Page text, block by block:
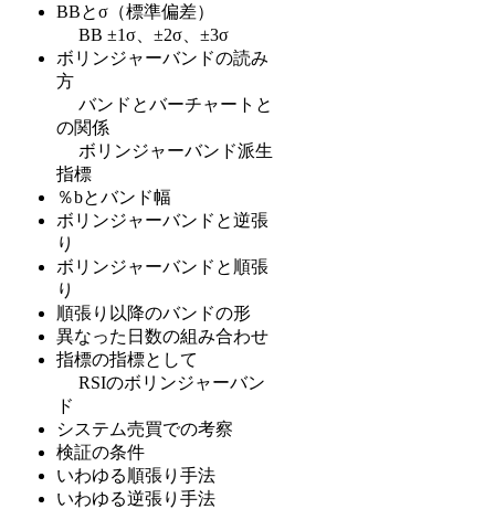
BBとσ（標準偏差）
BB ±1σ、±2σ、±3σ
ボリンジャーバンドの読み
方
バンドとバーチャートと
の関係
ボリンジャーバンド派生
指標
％bとバンド幅
ボリンジャーバンドと逆張
り
ボリンジャーバンドと順張
り
順張り以降のバンドの形
異なった日数の組み合わせ
指標の指標として
RSIのボリンジャーバン
ド
システム売買での考察
検証の条件
いわゆる順張り手法
いわゆる逆張り手法